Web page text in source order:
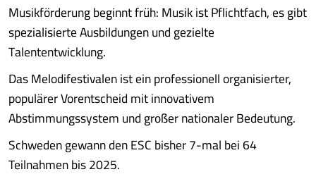
Musikförderung beginnt früh: Musik ist Pflichtfach, es gibt
spezialisierte Ausbildungen und gezielte
Talententwicklung.
Das Melodifestivalen ist ein professionell organisierter,
populärer Vorentscheid mit innovativem
Abstimmungssystem und großer nationaler Bedeutung.
Schweden gewann den ESC bisher 7-mal bei 64
Teilnahmen bis 2025.